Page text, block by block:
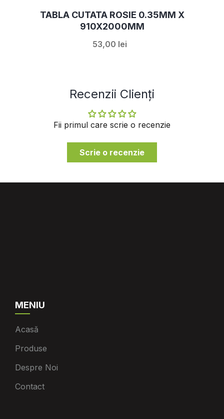
TABLA CUTATA ROSIE 0.35MM X
910X2000MM
53,00 lei
Recenzii Clienți
Fii primul care scrie o recenzie
Scrie o recenzie
MENIU
Acasă
Produse
Despre Noi
Contact